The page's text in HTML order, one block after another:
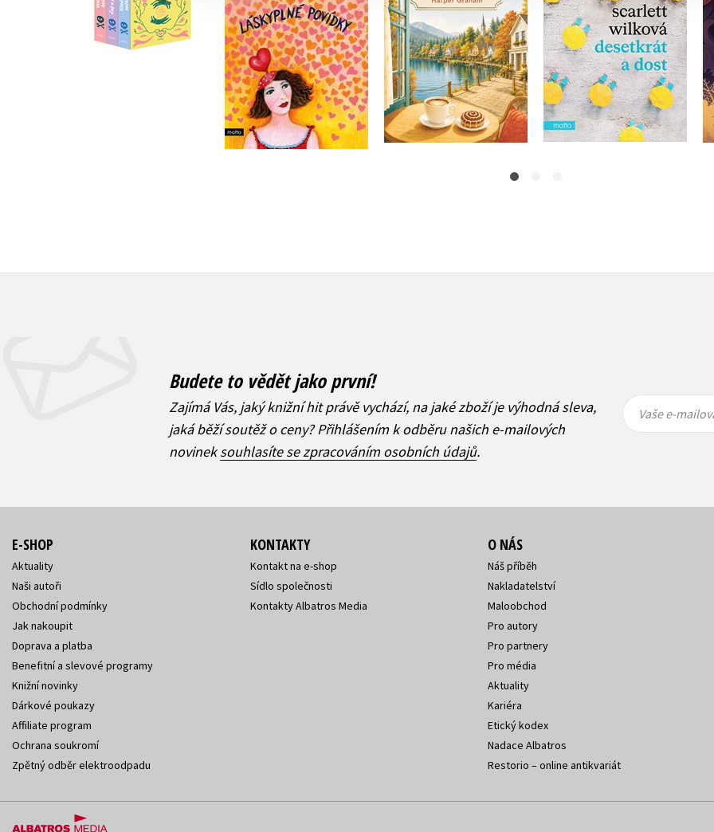
Do košíku
449 Kč
359 Kč
Do košíku
399 Kč
319 Kč
Do košíku
399 Kč
319 Kč
Budete to vědět jako první!
Zajímá Vás, jaký knižní hit právě vychází, na jaké zboží je výhodná sleva,
jaká běží soutěž o ceny? Přihlášením k odběru našich e-mailových
novineksouhlasíte se zpracováním osobních údajů.
mailová
mailová
Vaše e-
E-SHOP
Aktuality
Naši autoři
Obchodní podmínky
Jak nakoupit
Doprava a platba
Benefitní a slevové programy
Knižní novinky
Dárkové poukazy
Affiliate program
Ochrana soukromí
Zpětný odběr elektroodpadu
KONTAKTY
Kontakt na e-shop
Sídlo společnosti
Kontakty Albatros Media
O NÁS
Náš příběh
Nakladatelství
Maloobchod
Pro autory
Pro partnery
Pro média
Aktuality
Kariéra
Etický kodex
Nadace Albatros
Restorio – online antikvariát